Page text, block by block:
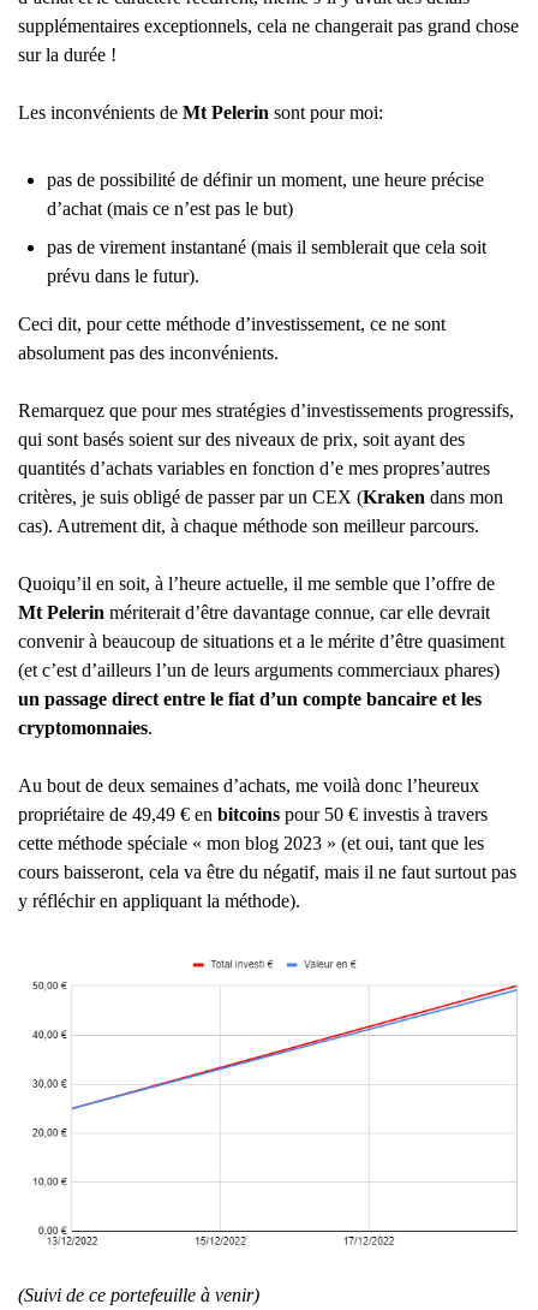
supplémentaires exceptionnels, cela ne changerait pas grand chose
sur la durée !
Les inconvénients de Mt Pelerin sont pour moi:
pas de possibilité de définir un moment, une heure précise
d’achat (mais ce n’est pas le but)
pas de virement instantané (mais il semblerait que cela soit
prévu dans le futur).
Ceci dit, pour cette méthode d’investissement, ce ne sont
absolument pas des inconvénients.
Remarquez que pour mes stratégies d’investissements progressifs,
qui sont basés soient sur des niveaux de prix, soit ayant des
quantités d’achats variables en fonction d’e mes propres’autres
critères, je suis obligé de passer par un CEX (Kraken dans mon
cas). Autrement dit, à chaque méthode son meilleur parcours.
Quoiqu’il en soit, à l’heure actuelle, il me semble que l’offre de
Mt Pelerin mériterait d’être davantage connue, car elle devrait
convenir à beaucoup de situations et a le mérite d’être quasiment
(et c’est d’ailleurs l’un de leurs arguments commerciaux phares)
un passage direct entre le fiat d’un compte bancaire et les
cryptomonnaies.
Au bout de deux semaines d’achats, me voilà donc l’heureux
propriétaire de 49,49 € en bitcoins pour 50 € investis à travers
cette méthode spéciale « mon blog 2023 » (et oui, tant que les
cours baisseront, cela va être du négatif, mais il ne faut surtout pas
y réfléchir en appliquant la méthode).
(Suivi de ce portefeuille à venir)